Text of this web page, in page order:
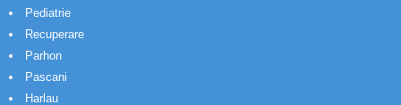
Pediatrie
Recuperare
Parhon
Pascani
Harlau